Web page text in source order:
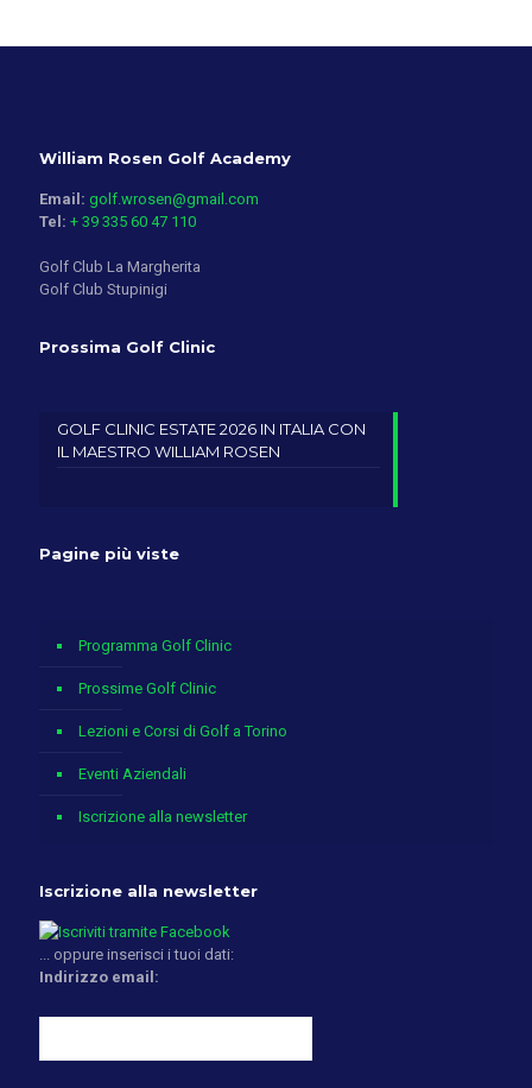
William Rosen Golf Academy
Email: golf.wrosen@gmail.com
Tel: + 39 335 60 47 110
Golf Club La Margherita
Golf Club Stupinigi
Prossima Golf Clinic
GOLF CLINIC ESTATE 2026 IN ITALIA CON
IL MAESTRO WILLIAM ROSEN
Pagine più viste
Programma Golf Clinic
Prossime Golf Clinic
Lezioni e Corsi di Golf a Torino
Eventi Aziendali
Iscrizione alla newsletter
Iscrizione alla newsletter
... oppure inserisci i tuoi dati:
Indirizzo email: